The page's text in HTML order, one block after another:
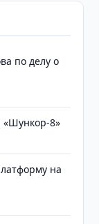
по делу о
«Шункор-8»
на